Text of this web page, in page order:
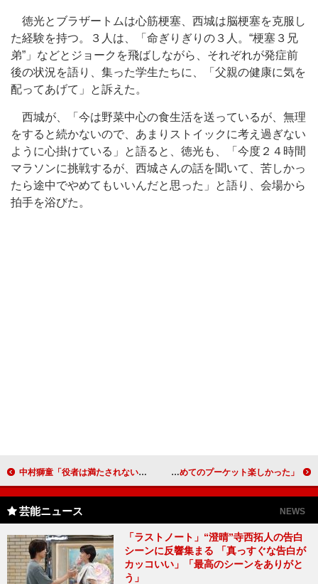
徳光とブラザートムは心筋梗塞、西城は脳梗塞を克服し
た経験を持つ。３人は、「命ぎりぎりの３人。“梗塞３兄
弟”」などとジョークを飛ばしながら、それぞれが発症前
後の状況を語り、集った学生たちに、「父親の健康に気を
配ってあげて」と訴えた。
西城が、「今は野菜中心の食生活を送っているが、無理
をすると続かないので、あまりストイックに考え過ぎない
ように心掛けている」と語ると、徳光も、「今度２４時間
マラソンに挑戦するが、西城さんの話を聞いて、苦しかっ
たら途中でやめてもいいんだと思った」と語り、会場から
拍手を浴びた。
中村獅童「役者は満たされない部分あった方がいい」 西田敏行が主演した名作ドラマを舞台化！ ＫＡＲＡ、日本で５人そろってイベントに！ リーダーのギュリ「初めてのプーケット楽しかった」
芸能ニュース NEWS
「ラストノート」“澄晴”寺西拓人の告白
シーンに反響集まる 「真っすぐな告白が
カッコいい」「最高のシーンをありがと
う」